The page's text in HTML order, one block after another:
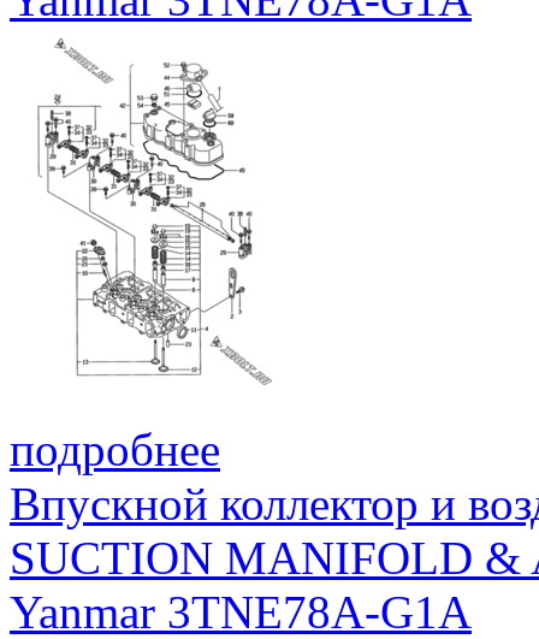
подробнее
Впускной коллектор и
SUCTION MANIFOLD &
Yanmar 3TNE78A-G1A